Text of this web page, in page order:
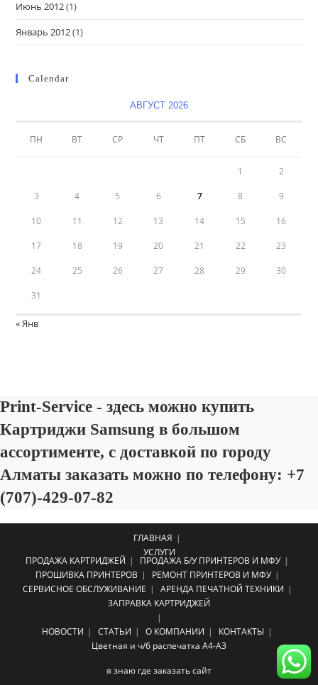
Июнь 2012(1)
Январь 2012(1)
Calendar
АВГУСТ 2026
ПН ВТ СР ЧТ ПТ СБ ВС
1 2
3 4 5 6 7 8 9
10 11 12 13 14 15 16
17 18 19 20 21 22 23
24 25 26 27 28 29 30
31
« Янв
Print-Service - здесь можно купить
Картриджи Samsung в большом
ассортименте, с доставкой по городу
Алматы заказать можно по телефону: +7
(707)-429-07-82
ГЛАВНАЯ
УСЛУГИ
ПРОДАЖА КАРТРИДЖЕЙ
ПРОДАЖА Б/У ПРИНТЕРОВ И МФУ
ПРОШИВКА ПРИНТЕРОВ
РЕМОНТ ПРИНТЕРОВ И МФУ
СЕРВИСНОЕ ОБСЛУЖИВАНИЕ
АРЕНДА ПЕЧАТНОЙ ТЕХНИКИ
ЗАПРАВКА КАРТРИДЖЕЙ
НОВОСТИ СТАТЬИ О КОМПАНИИ
КОНТАКТЫ
Цветная и ч/б распечатка А4-A3
я знаю где заказать сайт